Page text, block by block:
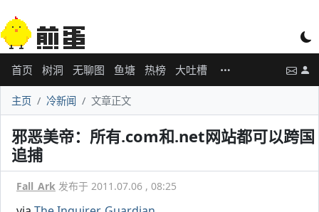
首页 树洞 无聊图 鱼塘 热榜 大吐槽
主页 冷新闻 文章正文
邪恶美帝：所有.com和.net网站都可以跨国
追捕
Fall_Ark 发布于 2011.07.06 , 08:25